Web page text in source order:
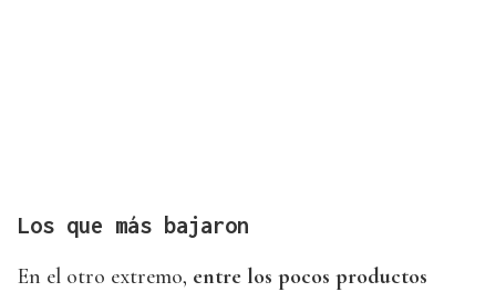
Los que más bajaron
En el otro extremo, entre los pocos productos